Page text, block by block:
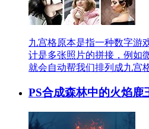
九宫格原本是指一种数字游
计是多张照片的拼接，例如
就会自动帮我们排列成九宫
PS合成森林中的火焰鹿